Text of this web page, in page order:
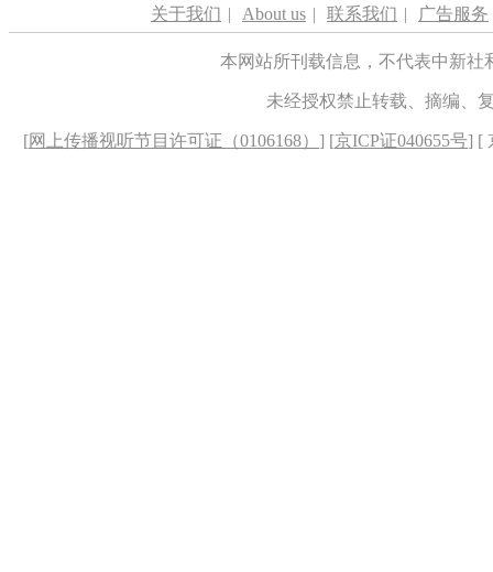
关于我们 | About us | 联系我们 | 广告服务
本网站所刊载信息，不代表中新
未经授权禁止转载、摘编、
[网上传播视听节目许可证（0106168） ] [京ICP证040655号] [